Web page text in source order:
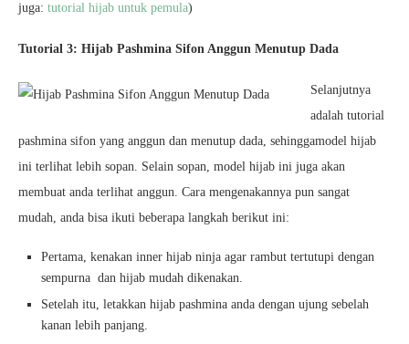
juga: tutorial hijab untuk pemula)
Tutorial 3: Hijab Pashmina Sifon Anggun Menutup Dada
Selanjutnya
adalah tutorial
pashmina sifon yang anggun dan menutup dada, sehinggamodel hijab
ini terlihat lebih sopan. Selain sopan, model hijab ini juga akan
membuat anda terlihat anggun. Cara mengenakannya pun sangat
mudah, anda bisa ikuti beberapa langkah berikut ini:
Pertama, kenakan inner hijab ninja agar rambut tertutupi dengan
sempurna dan hijab mudah dikenakan.
Setelah itu, letakkan hijab pashmina anda dengan ujung sebelah
kanan lebih panjang.